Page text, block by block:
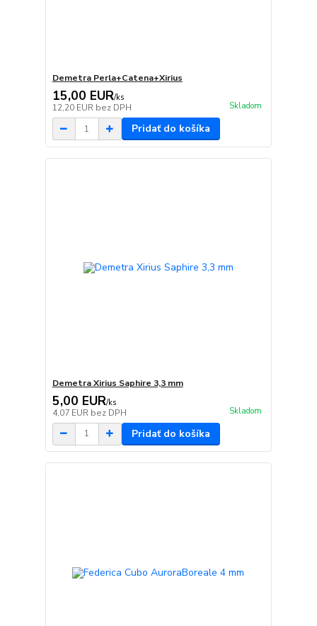
Demetra Perla+Catena+Xirius
15,00 EUR/ks
12,20 EUR bez DPH Skladom
Pridať do košíka
Demetra Xirius Saphire 3,3 mm
5,00 EUR/ks
4,07 EUR bez DPH Skladom
Pridať do košíka